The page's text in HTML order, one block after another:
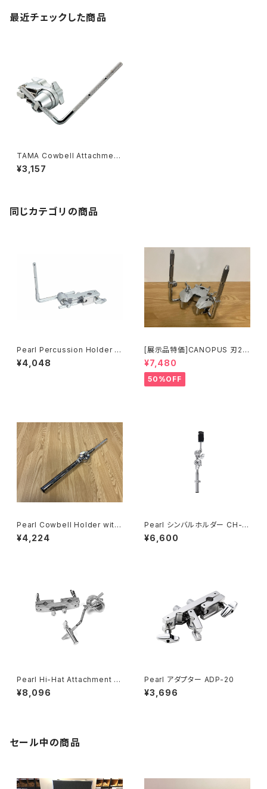
最近チェックした商品
TAMA Cowbell Attachment
CBA5
¥3,157
同じカテゴリの商品
Pearl Percussion Holder P
PS-37
¥4,048
[展示品特価]CANOPUS 刃2専
用ダブルタムクランプ Y-WTC
¥7,480
50%OFF
Pearl Cowbell Holder with
Geared Tilter 75X
¥4,224
Pearl シンバルホルダー CH-8
30S
¥6,600
Pearl Hi-Hat Attachment H
A-130
¥8,096
Pearl アダプター ADP-20
¥3,696
セール中の商品